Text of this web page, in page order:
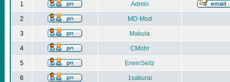
1 Admin
2 MD-Mod
3 Makula
4 CMohr
5 ErwinSeitz
6 1sakurai